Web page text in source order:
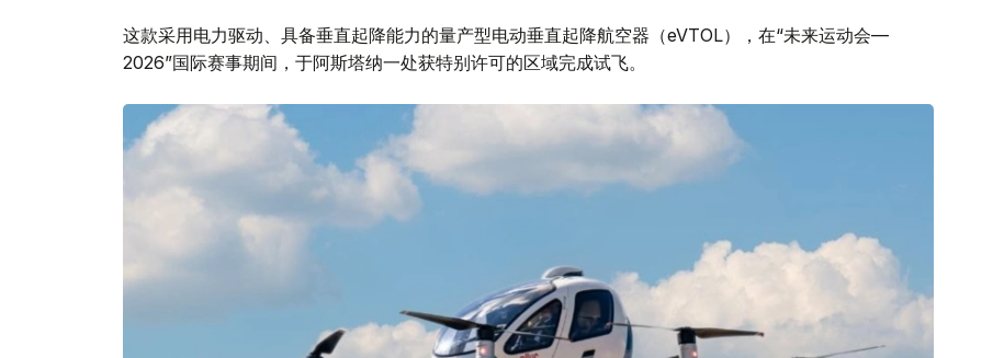
这款采用电力驱动、具备垂直起降能力的量产型电动垂直起降航空器（eVTOL），在“未来运动会—
2026”国际赛事期间，于阿斯塔纳一处获特别许可的区域完成试飞。